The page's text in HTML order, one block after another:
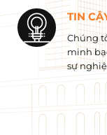
TIN
Chúng
minh
sự